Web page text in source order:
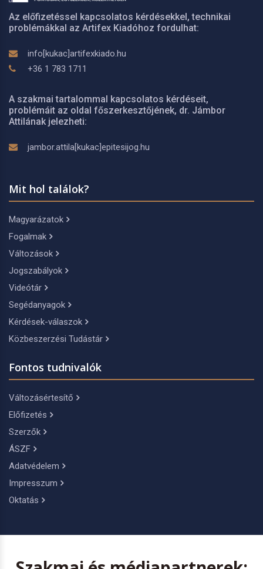
Az előfizetéssel kapcsolatos kérdésekkel, technikai
problémákkal az Artifex Kiadóhoz fordulhat:
info[kukac]artifexkiado.hu
+36 1 783 1711
A szakmai tartalommal kapcsolatos kérdéseit,
problémáit az oldal főszerkesztőjének, dr. Jámbor
Attilának jelezheti:
jambor.attila[kukac]epitesijog.hu
Mit hol találok?
Magyarázatok
Fogalmak
Változások
Jogszabályok
Videótár
Segédanyagok
Kérdések-válaszok
Közbeszerzési Tudástár
Fontos tudnivalók
Változásértesítő
Előfizetés
Szerzők
ÁSZF
Adatvédelem
Impresszum
Oktatás